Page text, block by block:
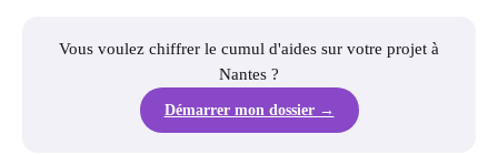
Vous voulez chiffrer le cumul d'aides sur votre projet à
Nantes ?
Démarrer mon dossier →